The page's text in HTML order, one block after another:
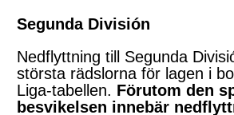
Segunda División
Nedflyttning till Segunda
största rädslorna för lagen i
Liga-tabellen. Förutom den
besvikelsen innebär